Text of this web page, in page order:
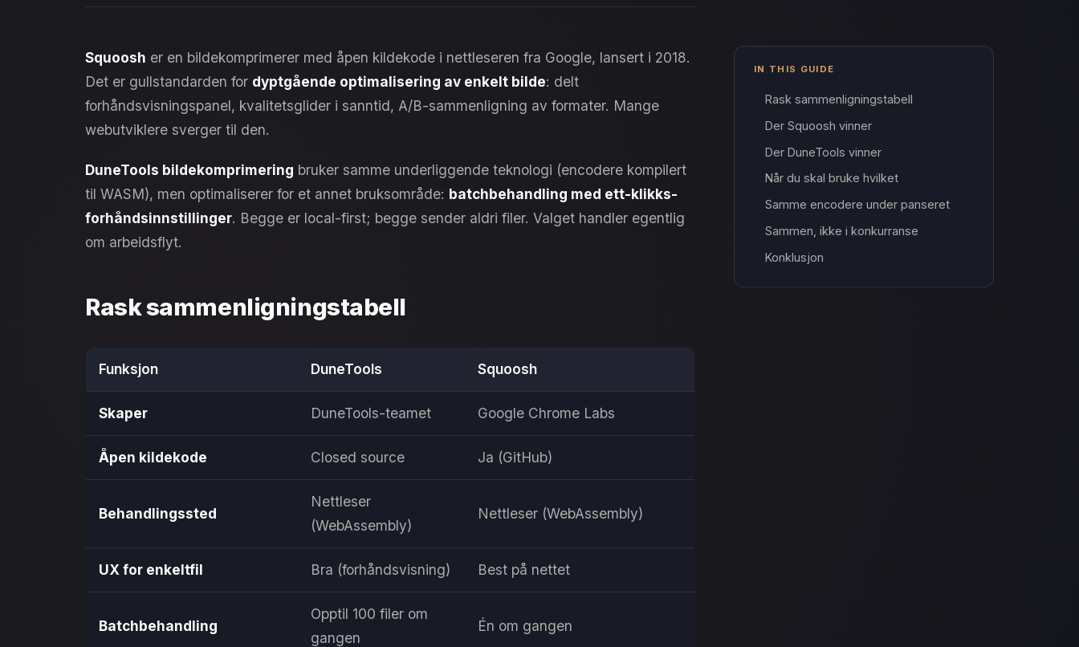
Squoosh er en bildekomprimerer med åpen kildekode i nettleseren fra Google, lansert i 2018.
Det er gullstandarden for dyptgående optimalisering av enkelt bilde: delt
forhåndsvisningspanel, kvalitetsglider i sanntid, A/B-sammenligning av formater. Mange
webutviklere sverger til den.
DuneTools bildekomprimering bruker samme underliggende teknologi (encodere kompilert
til WASM), men optimaliserer for et annet bruksområde: batchbehandling med ett-klikks-
forhåndsinnstillinger. Begge er local-first; begge sender aldri filer. Valget handler egentlig
om arbeidsflyt.
Rask sammenligningstabell
Funksjon DuneTools Squoosh
Skaper DuneTools-teamet Google Chrome Labs
Åpen kildekode Closed source Ja (GitHub)
Behandlingssted
Nettleser
(WebAssembly)
Nettleser (WebAssembly)
UX for enkeltfil Bra (forhåndsvisning) Best på nettet
Batchbehandling
Opptil 100 filer om
gangen
Én om gangen
IN THIS GUIDE
Rask sammenligningstabell
Der Squoosh vinner
Der DuneTools vinner
Når du skal bruke hvilket
Samme encodere under panseret
Sammen, ikke i konkurranse
Konklusjon